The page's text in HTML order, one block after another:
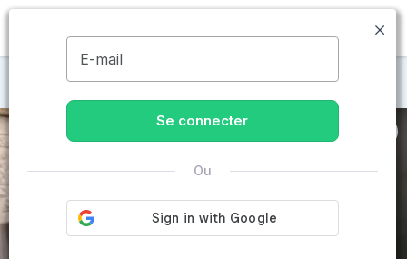
MENU
Maisons de retraite à Paris 13ème
E-mail
Se connecter
Ou